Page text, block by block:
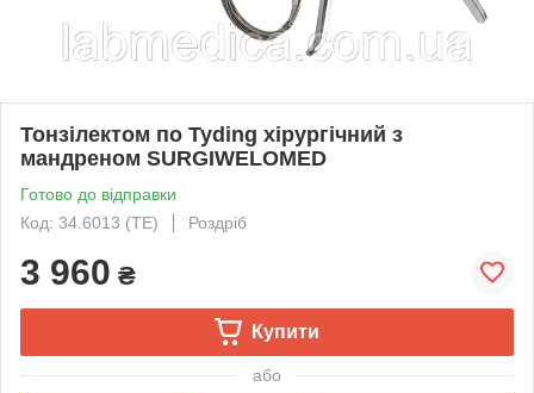
Тонзілектом по Tyding хірургічний з
мандреном SURGIWELOMED
Готово до відправки
Код: 34.6013 (ТЕ)
Роздріб
3 960 ₴
Купити
або